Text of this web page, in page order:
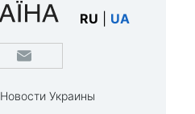
RU UA
Новости Украины